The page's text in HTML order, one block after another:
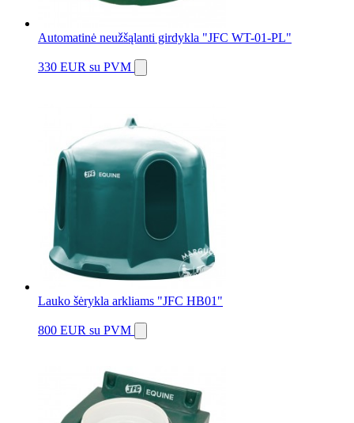
Automatinė neužšąlanti girdykla "JFC WT-01-PL"
330 EUR su PVM
Lauko šėrykla arkliams "JFC HB01"
800 EUR su PVM